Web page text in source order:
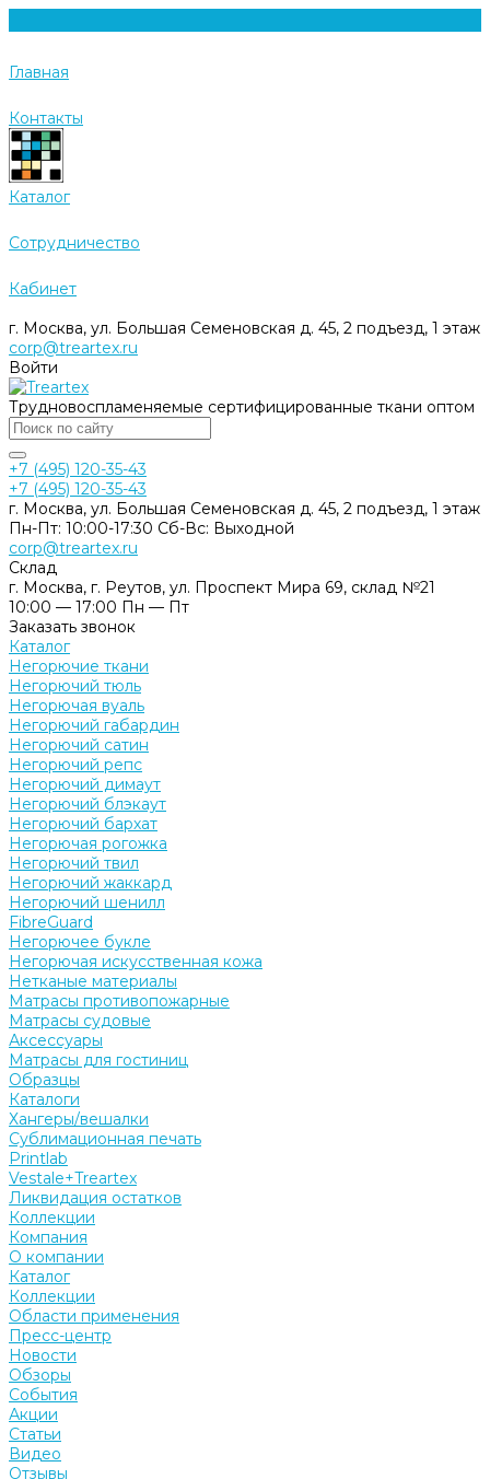
Главная
Контакты
Каталог
Cотрудничество
Кабинет
г. Москва, ул. Большая Семеновская д. 45, 2 подъезд, 1 этаж
corp@treartex.ru
Войти
Трудновоспламеняемые сертифицированные ткани оптом
+7 (495) 120-35-43
+7 (495) 120-35-43
г. Москва, ул. Большая Семеновская д. 45, 2 подъезд, 1 этаж
Пн-Пт: 10:00-17:30 Cб-Вс: Выходной
corp@treartex.ru
Склад
г. Москва, г. Реутов, ул. Проспект Мира 69, склад №21
10:00 — 17:00 Пн — Пт
Заказать звонок
Каталог
Негорючие ткани
Негорючий тюль
Негорючая вуаль
Негорючий габардин
Негорючий сатин
Негорючий репс
Негорючий димаут
Негорючий блэкаут
Негорючий бархат
Негорючая рогожка
Негорючий твил
Негорючий жаккард
Негорючий шенилл
FibreGuard
Негорючее букле
Негорючая искусственная кожа
Нетканые материалы
Матрасы противопожарные
Матрасы судовые
Аксессуары
Матрасы для гостиниц
Образцы
Каталоги
Хангеры/вешалки
Сублимационная печать
Printlab
Vestale+Treartex
Ликвидация остатков
Коллекции
Компания
О компании
Каталог
Коллекции
Области применения
Пресс-центр
Новости
Обзоры
События
Акции
Статьи
Видео
Отзывы